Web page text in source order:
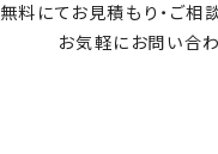
無料にてお見積もり・ご相
お気軽にお問い合わ